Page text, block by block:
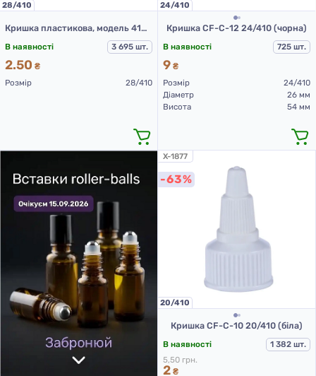
28/410
Кришка пластикова, модель 414А, Д28, білий, пуш-пул
В наявності 3 695 шт.
2.50 ₴
Розмір
28/410
24/410
Кришка CF-C-12 24/410 (чорна)
В наявності 725 шт.
9 ₴
Розмір
24/410
Діаметр
26 мм
Висота
54 мм
X-1877
20/410
-63%
Кришка CF-C-10 20/410 (біла)
В наявності
1 382 шт.
5,50 грн.
2 ₴